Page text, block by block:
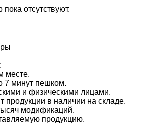
отсутствуют.
месте.
7 минут пешком.
и физическими лицами.
продукции в наличии на складе.
модификаций.
продукцию.